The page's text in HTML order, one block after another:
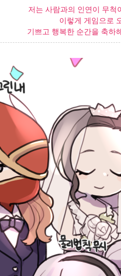
저는 사람과의 인연이 무척
이렇게 게임으로
기쁘고 행복한 순간을 축하